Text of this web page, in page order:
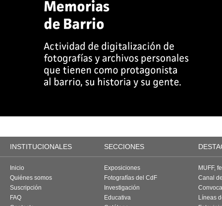
INSTITUCIONALES SECCIONES
Inicio
Quiénes somos
Suscripción
FAQ
Exposiciones
Fotografías del CdF
Investigación
Educativa
MUFF,
Canal
Líneas